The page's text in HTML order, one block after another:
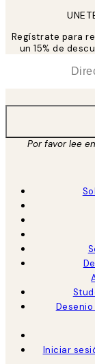
Regístrate para
un 15% de
Por favor lee
Iniciar